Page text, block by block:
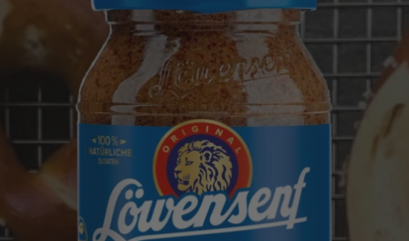
Rezepte